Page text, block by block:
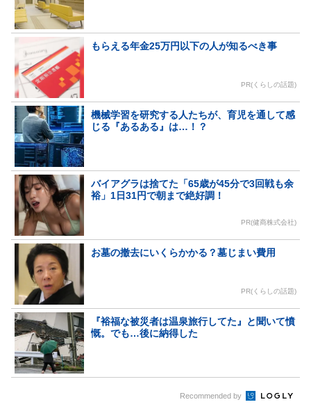
もらえる年金25万円以下の人が知るべき事
PR(くらしの話題)
機械学習を研究する人たちが、育児を通して感
じる『あるある』は…！？
バイアグラは捨てた「65歳が45分で3回戦も余
裕」1日31円で朝まで絶好調！
PR(健商株式会社)
お墓の撤去にいくらかかる？墓じまい費用
PR(くらしの話題)
『裕福な被災者は温泉旅行してた』と聞いて憤
慨。でも…後に納得した
Recommended by